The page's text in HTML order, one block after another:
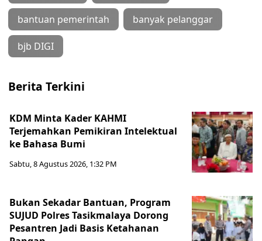
bantuan pemerintah banyak pelanggar
bjb DIGI
Berita Terkini
KDM Minta Kader KAHMI
Terjemahkan Pemikiran Intelektual
ke Bahasa Bumi
Sabtu, 8 Agustus 2026, 1:32 PM
Bukan Sekadar Bantuan, Program
SUJUD Polres Tasikmalaya Dorong
Pesantren Jadi Basis Ketahanan